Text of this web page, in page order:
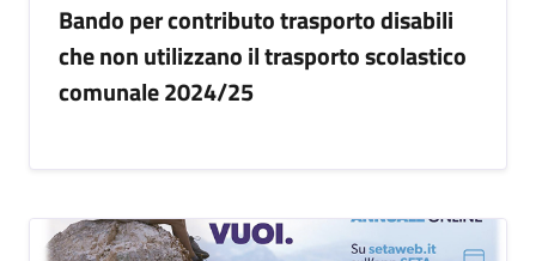
Bando per contributo trasporto disabili
che non utilizzano il trasporto scolastico
comunale 2024/25